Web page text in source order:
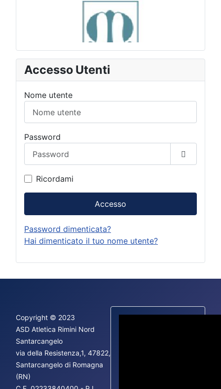
Accesso Utenti
Nome utente
Password
Mostra
Ricordami
Accesso
Password dimenticata?
Hai dimenticato il tuo nome utente?
Copyright © 2023
ASD Atletica Rimini Nord
Santarcangelo
via della Resistenza,1, 47822,
Santarcangelo di Romagna
(RN)